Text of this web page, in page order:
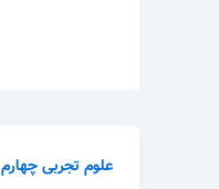
علوم تجربی چهارم